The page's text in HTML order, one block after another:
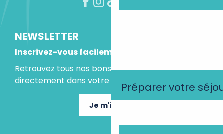
Préparer votre
NEWSLETTER
Inscrivez-vous facilement
Retrouvez tous nos bons plans et idées séjours
directement dans votre boite mail.
Je m'inscris